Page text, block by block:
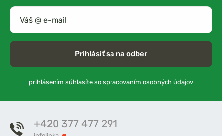
Prihlásiť sa na odber
prihlásením súhlasíte so spracovaním osobných údajov
+420 377 477 291